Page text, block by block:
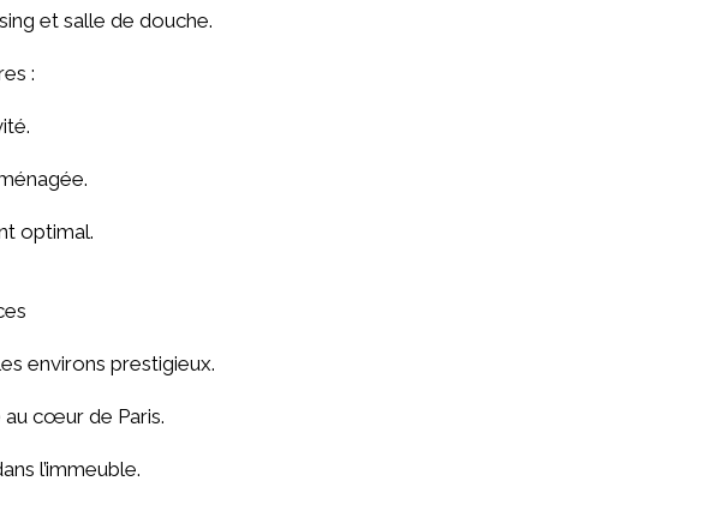
et salle de douche.
:
optimal.
environs prestigieux.
au cœur de Paris.
l’immeuble.